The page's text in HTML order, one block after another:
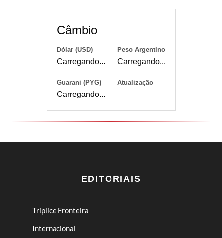
Câmbio
Dólar (USD)
Carregando...
Peso Argentino
Carregando...
Guarani (PYG)
Carregando...
Atualização
--
EDITORIAIS
Tríplice Fronteira
Internacional